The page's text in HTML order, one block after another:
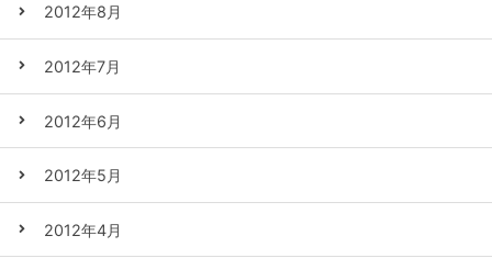
2012年8月
2012年7月
2012年6月
2012年5月
2012年4月